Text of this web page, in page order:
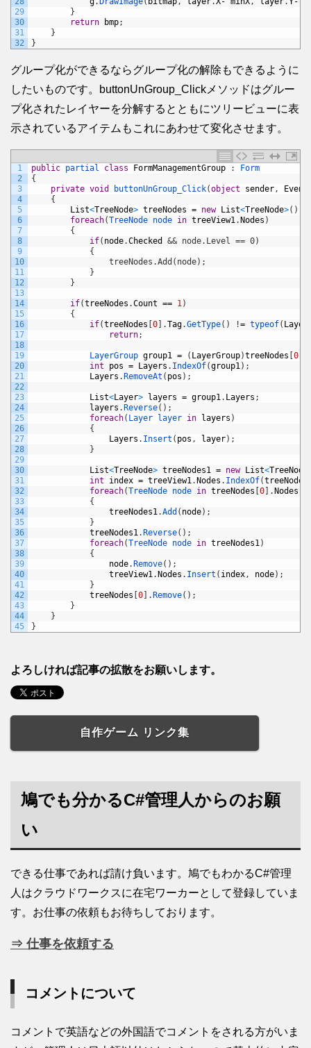
29
30
31
32
}
return
bmp;
}
}
グループ化ができるならグループ化の解除もできるように
したいものです。buttonUnGroup_Clickメソッドはグルー
プ化されたレイヤーを分解するとともにツリービューに表
示されているアイテムもこれにあわせて変化させます。
1
2
3
4
5
6
7
8
9
10
11
12
13
14
15
16
17
18
19
20
21
22
23
24
25
26
27
28
29
30
31
32
33
34
35
36
37
38
39
40
41
42
43
44
45
public partial class FormManagementGroup :
Form
{
private void buttonUnGroup_Click(object sender,
{
List<TreeNode> treeNodes = new List<TreeNode>( )
foreach(TreeNode node in treeView1. Nodes )
{
if( node.Checked
&& node.Level == 0)
{
treeNodes.Add(node);
}
}
if(treeNodes .Count == 1)
{
if(treeNodes 0 .Tag.GetType( ) != typeof(
return;
LayerGroup group1 = ( LayerGroup)treeNodes 0
int
pos = Layers . IndexOf(group1) ;
Layers . RemoveAt ( pos ) ;
List<Layer> layers = group1. Layers ;
layers . Reverse( ) ;
foreach( Layer layer in layers )
{
Layers . Insert ( pos , layer) ;
}
List<TreeNode> treeNodes1 = new List<TreeNode
int
index = treeView1. Nodes . IndexOf(treeNodes
foreach(TreeNode node in treeNodes 0 . Nodes
{
treeNodes1.Add ( node) ;
}
treeNodes1. Reverse( ) ;
foreach(TreeNode node in treeNodes1)
{
node. Remove( ) ;
treeView1. Nodes . Insert ( index, node) ;
}
treeNodes 0 . Remove( ) ;
}
}
}
よろしければ記事の拡散をお願いします。
自作ゲーム リンク集
鳩でも分かるC#管理人からのお願
い
できる仕事であれば請け負います。鳩でもわかるC#管理
人はクラウドワークスに在宅ワーカーとして登録していま
す。お仕事の依頼もお待ちしております。
⇒ 仕事を依頼する
コメントについて
コメントで英語などの外国語でコメントをされる方がいま